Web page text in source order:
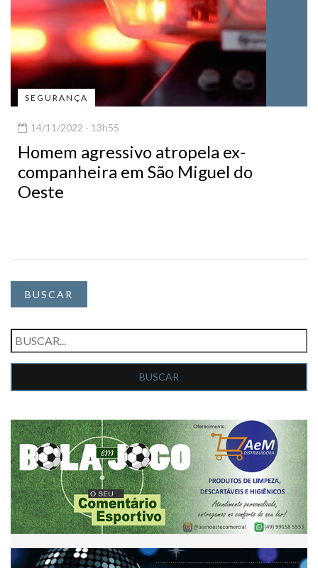
SEGURANÇA
14/11/2022 - 13h55
Homem agressivo atropela ex-
companheira em São Miguel do
Oeste
BUSCAR